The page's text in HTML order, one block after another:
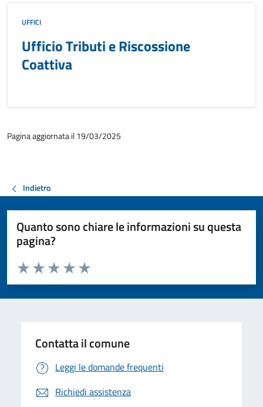
UFFICI
Ufficio Tributi e Riscossione
Coattiva
Pagina aggiornata il 19/03/2025
Indietro
Quanto sono chiare le informazioni su questa
pagina?
Valuta da 1 a 5 stelle la pagina
Valuta 5 stelle su 5
Valuta 4 stelle su 5
Valuta 3 stelle su 5
Valuta 2 stelle su 5
Valuta 1 stelle su 5
Contatta il comune
Leggi le domande frequenti
Richiedi assistenza